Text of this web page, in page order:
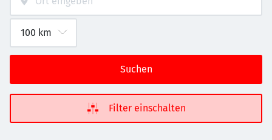
Suchen
Filter einschalten